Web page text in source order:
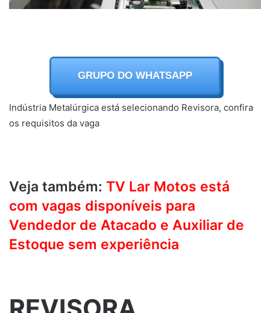
GRUPO DO WHATSAPP
Indústria Metalúrgica está selecionando Revisora, confira
os requisitos da vaga
Veja também: TV Lar Motos está
com vagas disponíveis para
Vendedor de Atacado e Auxiliar de
Estoque sem experiência